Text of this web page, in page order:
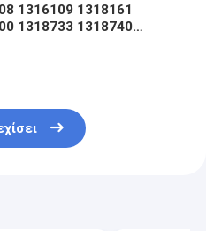
1316109 1318161
1318733 1318740